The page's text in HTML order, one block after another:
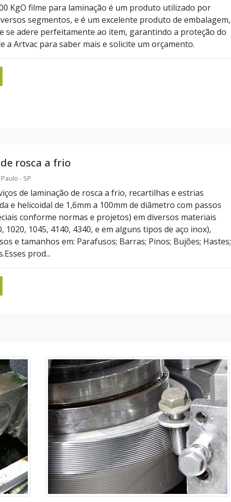
KgO filme para laminação é um produto utilizado por
segmentos, e é um excelente produto de embalagem,
se adere perfeitamente ao item, garantindo a proteção do
a Artvac para saber mais e solicite um orçamento.
rosca a frio
- SP
de laminação de rosca a frio, recartilhas e estrias
e helicoidal de 1,6mm a 100mm de diâmetro com passos
conforme normas e projetos) em diversos materiais
1020, 1045, 4140, 4340, e em alguns tipos de aço inox),
e tamanhos em: Parafusos; Barras; Pinos; Bujões; Hastes;
prod...